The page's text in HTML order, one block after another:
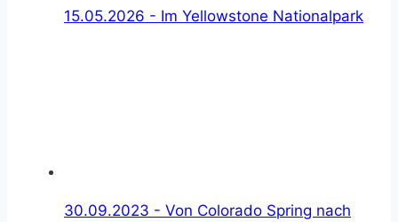
15.05.2026 - Im Yellowstone Nationalpark
30.09.2023 - Von Colorado Spring nach